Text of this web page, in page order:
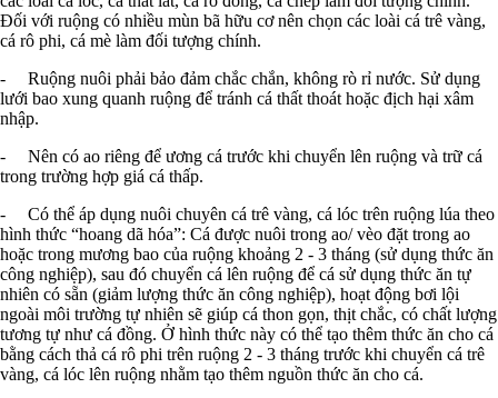
Đối với ruộng có nhiều mùn bã hữu cơ nên chọn các loài cá trê vàng,
cá rô phi, cá mè làm đối tượng chính.
- Ruộng nuôi phải bảo đảm chắc chắn, không rò rỉ nước. Sử dụng
lưới bao xung quanh ruộng để tránh cá thất thoát hoặc địch hại xâm
nhập.
- Nên có ao riêng để ương cá trước khi chuyển lên ruộng và trữ cá
trong trường hợp giá cá thấp.
- Có thể áp dụng nuôi chuyên cá trê vàng, cá lóc trên ruộng lúa theo
hình thức “hoang dã hóa”: Cá được nuôi trong ao/ vèo đặt trong ao
hoặc trong mương bao của ruộng khoảng 2 - 3 tháng (sử dụng thức ăn
công nghiệp), sau đó chuyển cá lên ruộng để cá sử dụng thức ăn tự
nhiên có sẵn (giảm lượng thức ăn công nghiệp), hoạt động bơi lội
ngoài môi trường tự nhiên sẽ giúp cá thon gọn, thịt chắc, có chất lượng
tương tự như cá đồng. Ở hình thức này có thể tạo thêm thức ăn cho cá
bằng cách thả cá rô phi trên ruộng 2 - 3 tháng trước khi chuyển cá trê
vàng, cá lóc lên ruộng nhằm tạo thêm nguồn thức ăn cho cá.